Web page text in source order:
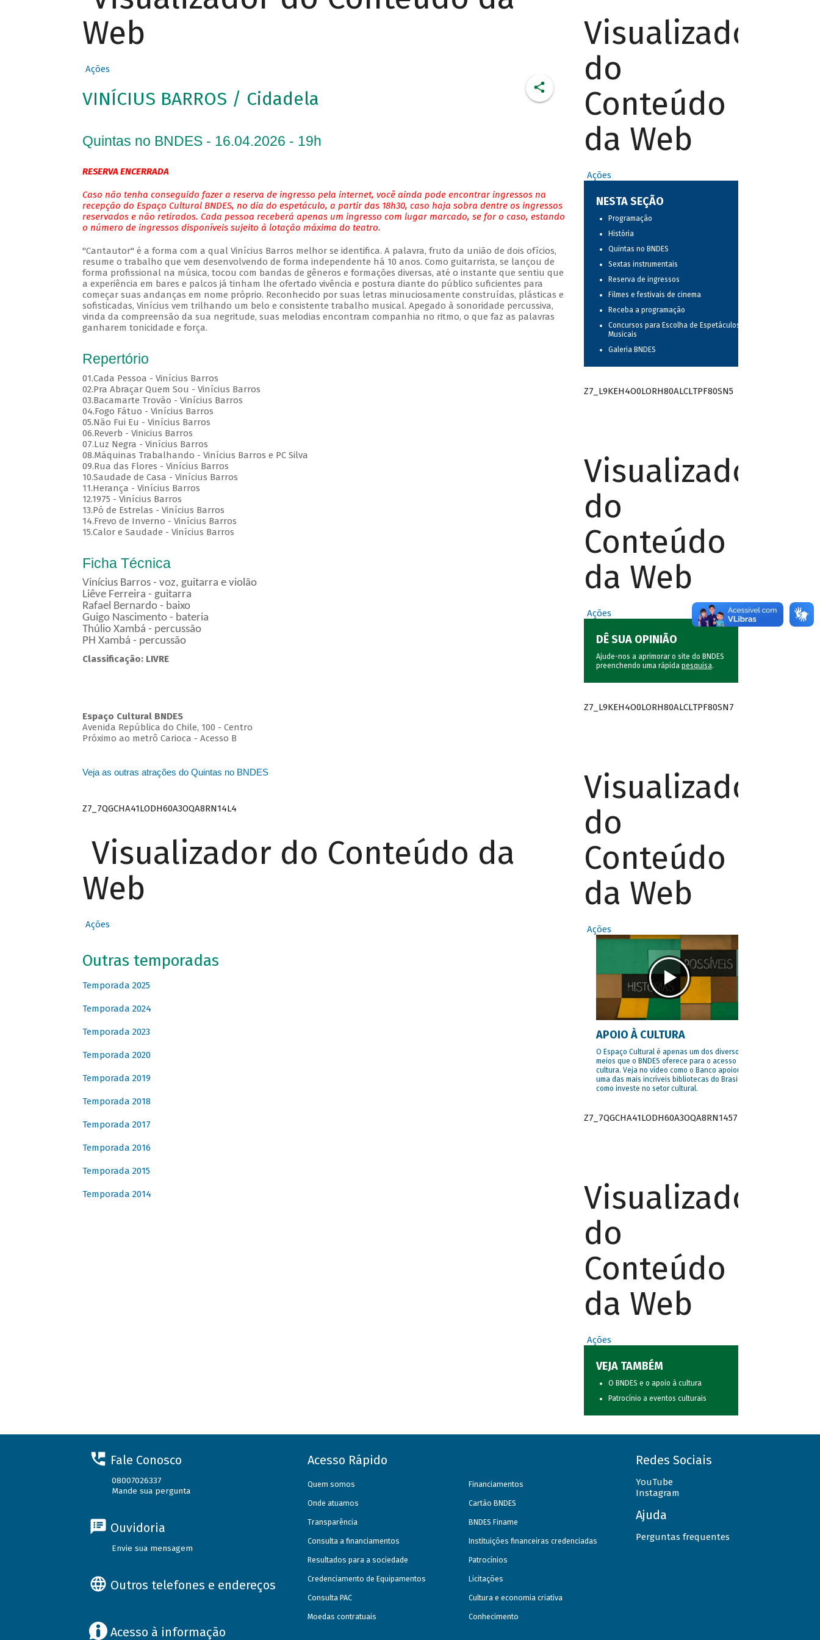
Web
Ações
VINÍCIUS BARROS / Cidadela
Quintas no BNDES - 16.04.2026 - 19h
RESERVA ENCERRADA
Caso não tenha conseguido fazer a reserva de ingresso pela internet, você ainda pode encontrar ingressos na
recepção do Espaço Cultural BNDES, no dia do espetáculo, a partir das 18h30, caso haja sobra dentre os ingressos
reservados e não retirados. Cada pessoa receberá apenas um ingresso com lugar marcado, se for o caso, estando
o número de ingressos disponíveis sujeito à lotação máxima do teatro.
"Cantautor" é a forma com a qual Vinícius Barros melhor se identifica. A palavra, fruto da união de dois ofícios,
resume o trabalho que vem desenvolvendo de forma independente há 10 anos. Como guitarrista, se lançou de
forma profissional na música, tocou com bandas de gêneros e formações diversas, até o instante que sentiu que
a experiência em bares e palcos já tinham lhe ofertado vivência e postura diante do público suficientes para
começar suas andanças em nome próprio. Reconhecido por suas letras minuciosamente construídas, plásticas e
sofisticadas, Vinícius vem trilhando um belo e consistente trabalho musical. Apegado à sonoridade percussiva,
vinda da compreensão da sua negritude, suas melodias encontram companhia no ritmo, o que faz as palavras
ganharem tonicidade e força.
Repertório
01.Cada Pessoa - Vinícius Barros
02.Pra Abraçar Quem Sou - Vinícius Barros
03.Bacamarte Trovão - Vinícius Barros
04.Fogo Fátuo - Vinícius Barros
05.Não Fui Eu - Vinícius Barros
06.Reverb - Vinicius Barros
07.Luz Negra - Vinícius Barros
08.Máquinas Trabalhando - Vinícius Barros e PC Silva
09.Rua das Flores - Vinícius Barros
10.Saudade de Casa - Vinícius Barros
11.Herança - Vinícius Barros
12.1975 - Vinícius Barros
13.Pó de Estrelas - Vinícius Barros
14.Frevo de Inverno - Vinícius Barros
15.Calor e Saudade - Vinícius Barros
Ficha Técnica
Vinícius Barros - voz, guitarra e violão
Liêve Ferreira - guitarra
Rafael Bernardo - baixo
Guigo Nascimento - bateria
Thúlio Xambá - percussão
PH Xambá - percussão
Classificação: LIVRE
Espaço Cultural BNDES
Avenida República do Chile, 100 - Centro
Próximo ao metrô Carioca - Acesso B
Veja as outras atrações do Quintas no BNDES
Z7_7QGCHA41LODH60A3OQA8RN14L4
Visualizador do Conteúdo da
Web
Ações
Outras temporadas
Temporada 2025
Temporada 2024
Temporada 2023
Temporada 2020
Temporada 2019
Temporada 2018
Temporada 2017
Temporada 2016
Temporada 2015
Temporada 2014
Visualizador
do
Conteúdo
da Web
Ações
NESTA SEÇÃO
Programação
História
Quintas no BNDES
Sextas instrumentais
Reserva de ingressos
Filmes e festivais de cinema
Receba a programação
Concursos para Escolha de Espetáculos
Musicais
Galeria BNDES
Z7_L9KEH4O0LORH80ALCLTPF80SN5
Visualizador
do
Conteúdo
da Web
Ações
DÊ SUA OPINIÃO
Ajude-nos a aprimorar o site do BNDES
preenchendo uma rápida pesquisa.
Z7_L9KEH4O0LORH80ALCLTPF80SN7
Visualizador
do
Conteúdo
da Web
Ações
APOIO À CULTURA
O Espaço Cultural é apenas um dos diversos
meios que o BNDES oferece para o acesso à
cultura. Veja no vídeo como o Banco apoiou
uma das mais incríveis bibliotecas do Brasil e
como investe no setor cultural.
Z7_7QGCHA41LODH60A3OQA8RN1457
Visualizador
do
Conteúdo
da Web
Ações
VEJA TAMBÉM
O BNDES e o apoio à cultura
Patrocínio a eventos culturais
Fale Conosco
08007026337
Mande sua pergunta
Ouvidoria
Envie sua mensagem
Outros telefones e endereços
Acesso à informação
Acesso Rápido
Quem somos
Onde atuamos
Transparência
Consulta a financiamentos
Resultados para a sociedade
Credenciamento de Equipamentos
Consulta PAC
Moedas contratuais
Financiamentos
Cartão BNDES
BNDES Finame
Instituições financeiras credenciadas
Patrocínios
Licitações
Cultura e economia criativa
Conhecimento
Redes Sociais
YouTube
Instagram
Ajuda
Perguntas frequentes